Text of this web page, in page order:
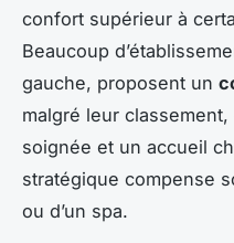
confort supérieur à
Beaucoup
gauche, proposent un
malgré leur
soignée et un accueil
stratégique compense
ou d’un spa.